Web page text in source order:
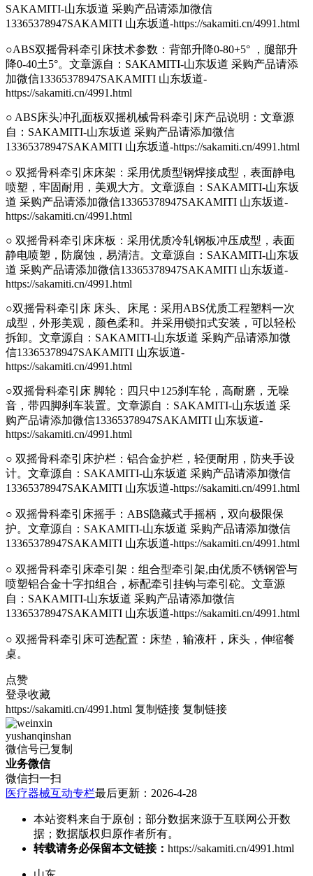
SAKAMITI-山东坂道 采购产品请添加微信
13365378947SAKAMITI 山东坂道-https://sakamiti.cn/4991.html
○ABS双摇骨科牵引床技术参数：背部升降0-80+5° ，腿部升
降0-40土5°。 文章源自：SAKAMITI-山东坂道 采购产品请添
加微信13365378947SAKAMITI 山东坂道-
https://sakamiti.cn/4991.html
○ ABS床头冲孔面板双摇机械骨科牵引床产品说明： 文章源
自：SAKAMITI-山东坂道 采购产品请添加微信
13365378947SAKAMITI 山东坂道-https://sakamiti.cn/4991.html
○ 双摇骨科牵引床床架：采用优质型钢焊接成型，表面静电
喷塑，牢固耐用，美观大方。 文章源自：SAKAMITI-山东坂
道 采购产品请添加微信13365378947SAKAMITI 山东坂道-
https://sakamiti.cn/4991.html
○ 双摇骨科牵引床床板：采用优质冷轧钢板冲压成型，表面
静电喷塑，防腐蚀，易清洁。 文章源自：SAKAMITI-山东坂
道 采购产品请添加微信13365378947SAKAMITI 山东坂道-
https://sakamiti.cn/4991.html
○双摇骨科牵引床 床头、床尾：采用ABS优质工程塑料一次
成型，外形美观，颜色柔和。并采用锁扣式安装，可以轻松
拆卸。 文章源自：SAKAMITI-山东坂道 采购产品请添加微
信13365378947SAKAMITI 山东坂道-
https://sakamiti.cn/4991.html
○双摇骨科牵引床 脚轮：四只中125刹车轮，高耐磨，无噪
音，带四脚刹车装置。 文章源自：SAKAMITI-山东坂道 采
购产品请添加微信13365378947SAKAMITI 山东坂道-
https://sakamiti.cn/4991.html
○ 双摇骨科牵引床护栏：铝合金护栏，轻便耐用，防夹手设
计。 文章源自：SAKAMITI-山东坂道 采购产品请添加微信
13365378947SAKAMITI 山东坂道-https://sakamiti.cn/4991.html
○ 双摇骨科牵引床摇手：ABS隐藏式手摇柄，双向极限保
护。 文章源自：SAKAMITI-山东坂道 采购产品请添加微信
13365378947SAKAMITI 山东坂道-https://sakamiti.cn/4991.html
○ 双摇骨科牵引床牵引架：组合型牵引架,由优质不锈钢管与
喷塑铝合金十字扣组合，标配牵引挂钩与牵引砣。 文章源
自：SAKAMITI-山东坂道 采购产品请添加微信
13365378947SAKAMITI 山东坂道-https://sakamiti.cn/4991.html
○ 双摇骨科牵引床可选配置：床垫，输液杆，床头，伸缩餐
桌。
点赞
登录收藏
https://sakamiti.cn/4991.html 复制链接 复制链接
yushanqinshan
微信号已复制
业务微信
微信扫一扫
医疗器械互动专栏最后更新：2026-4-28
本站资料来自于原创；部分数据来源于互联网公开数
据；数据版权归原作者所有。
转载请务必保留本文链接： https://sakamiti.cn/4991.html